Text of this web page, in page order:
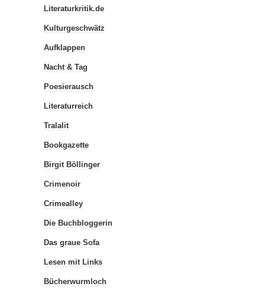
Literaturkritik.de
Kulturgeschwätz
Aufklappen
Nacht & Tag
Poesierausch
Literaturreich
Tralalit
Bookgazette
Birgit Böllinger
Crimenoir
Crimealley
Die Buchbloggerin
Das graue Sofa
Lesen mit Links
Bücherwurmloch